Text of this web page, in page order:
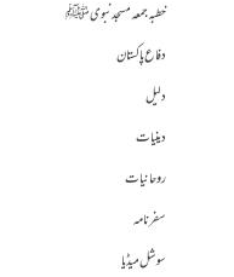
خطبہ جمعہ مسجد نبوی ﷺ
دفاع پاکستان
دلیل
دینیات
روحانیات
سفرنامہ
سوشل میڈیا